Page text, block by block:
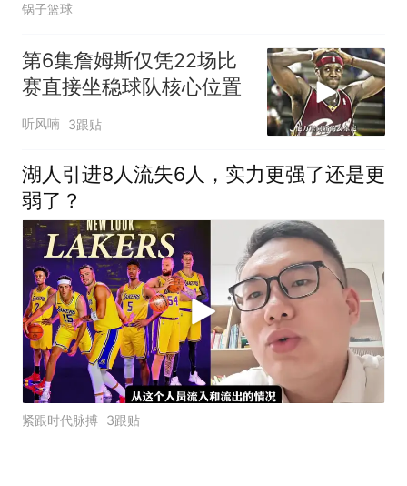
锅子篮球
第6集詹姆斯仅凭22场比
赛直接坐稳球队核心位置
听风喃 3跟贴
湖人引进8人流失6人，实力更强了还是更
弱了？
紧跟时代脉搏 3跟贴